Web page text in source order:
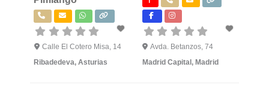
Calle El Cotero Misa, 14
Ribadedeva, Asturias
Avda. Betanzos, 74
Madrid Capital , Madrid